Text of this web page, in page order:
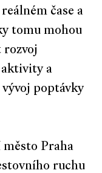
čase a
tomu mohou
rozvoj
a
poptávky
město Praha
ruchu